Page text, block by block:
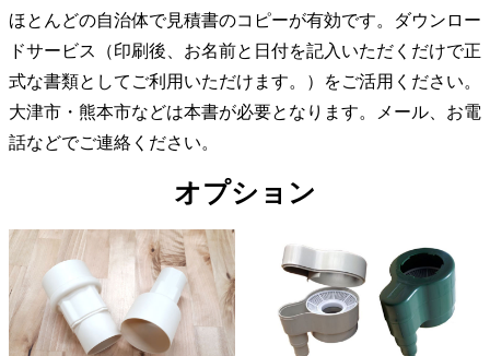
ほとんどの自治体で見積書のコピーが有効です。ダウンロー
ドサービス（印刷後、お名前と日付を記入いただくだけで正
式な書類としてご利用いただけます。）をご活用ください。
大津市・熊本市などは本書が必要となります。メール、お電
話などでご連絡ください。
オプション